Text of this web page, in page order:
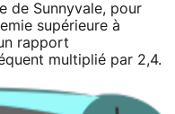
de Sunnyvale, pour
supérieure à
rapport
multiplié par 2,4.